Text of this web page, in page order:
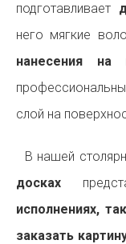
подготавливает
него мягкие
нанесения на
слой на
В нашей
досках
исполнениях,
заказать